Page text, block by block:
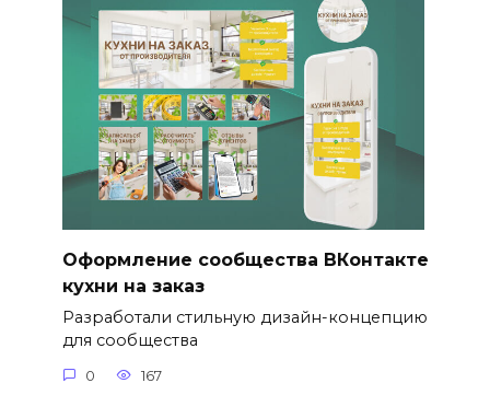
Оформление сообщества ВКонтакте
кухни на заказ
Разработали стильную дизайн-концепцию
для сообщества
0 167